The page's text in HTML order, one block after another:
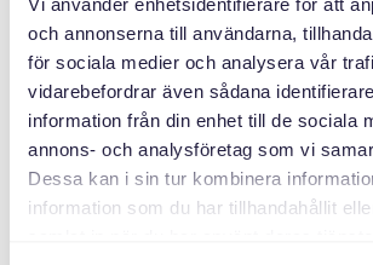
och annonserna till användarna,
för sociala medier och analysera vår
vidarebefordrar även sådana
information från din enhet till de sociala
annons- och analysföretag som vi
Dessa kan i sin tur kombinera
information som du har tillhandahållit
Svenska med baby